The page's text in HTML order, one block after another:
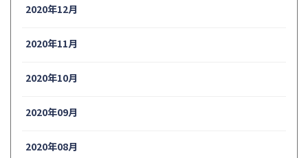
2020年12月
2020年11月
2020年10月
2020年09月
2020年08月